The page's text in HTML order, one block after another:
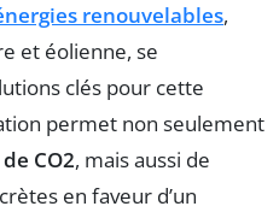
renouvelables,
et éolienne, se
clés pour cette
permet non seulement
CO2, mais aussi de
en faveur d’un